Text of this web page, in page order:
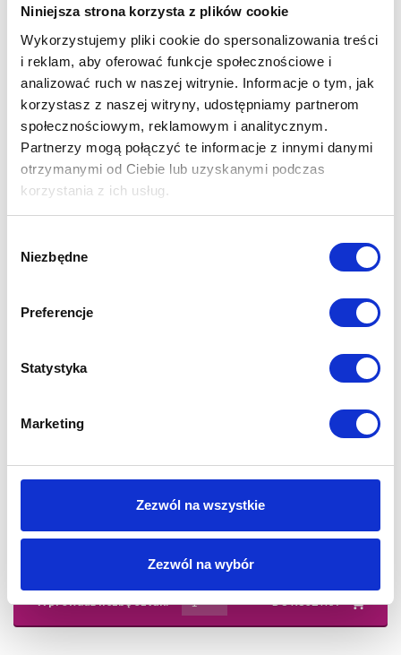
Niniejsza strona korzysta z plików cookie
Wykorzystujemy pliki cookie do spersonalizowania treści
i reklam, aby oferować funkcje społecznościowe i
analizować ruch w naszej witrynie. Informacje o tym, jak
korzystasz z naszej witryny, udostępniamy partnerom
społecznościowym, reklamowym i analitycznym.
Partnerzy mogą połączyć te informacje z innymi danymi
otrzymanymi od Ciebie lub uzyskanymi podczas
korzystania z ich usług.
zgody
Niezbędne
Preferencje
Statystyka
Marketing
Zezwól na wszystkie
Zezwól na wybór
Lampa posiada Atest PZH
Najskuteczniejsza metoda dezynfekcji powierzchni! Lampa
bakteriobójcza bezpośredniego działaniaNBV 2x30 P(model bez
licznika czasu pracy). Przeznaczeniem produktu jest zapewnienie
poziomu czystości mikrobiologicznej pomieszczeń. Odbłyśnik lampy
zrobiony jest z wysokiej jakości aluminium odblaskowego. Produkt
przeznaczony do stosowania na blokach operacyjnych, w
gabinetach zabiegowych, opatrunkowych, salach chorych,
przychodniach, laboratoriach, aptekach, w przemyśle
farmaceutycznym, spożywczym i kosmetycznym. Sterylizacja
nieobecności ludzi. Wybierz lampę UV-C NBV do dezynfekcji
swojego gabinetu, salonu, czy kuchni. To urządzenie pomoże
aplikacją na smartfony NBV App!
Wprowadź liczbę sztuk: DO KOSZYKA